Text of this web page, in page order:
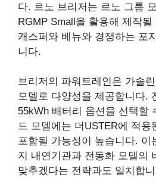
다. 르노 브리저는 르노 그룹
RGMP Small을 활용해 제작될
캐스퍼와 베뉴와 경쟁하는 포
니다.
브리저의 파워트레인은 가솔
모델로 다양성을 제공합니다.
55kWh 배터리 옵션을 선택할
드 모델에는 더USTER에 적용
포함될 가능성이 높습니다. 이
지 내연기관과 전동화 모델의
맞추겠다는 전략과도 일치합